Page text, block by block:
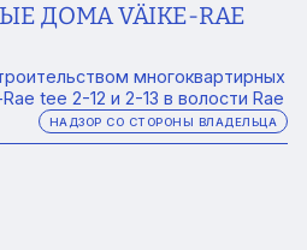
ДОМА VÄIKE-RAE
многоквартирных
tee 2-12 и 2-13 в волости Rae
НАДЗОР СО СТОРОНЫ ВЛАДЕЛЬЦА